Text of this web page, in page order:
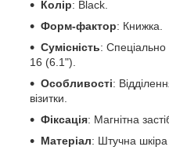
Колір: Black.
Форм-фактор: Книжка.
Сумісність:
16 (6.1").
Особливості:
візитки.
Фіксація: Магнітна
Матеріал: Штучна шкіра